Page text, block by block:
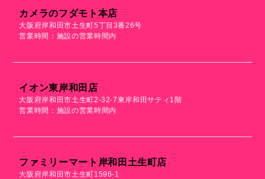
カメラのフダモト本店
大阪府岸和田市土生町5丁目3番26号
営業時間：施設の営業時間内
イオン東岸和田店
大阪府岸和田市土生町2-32-7東岸和田サティ1階
営業時間：施設の営業時間内
ファミリーマート岸和田土生町店
大阪府岸和田市土生町1596-1